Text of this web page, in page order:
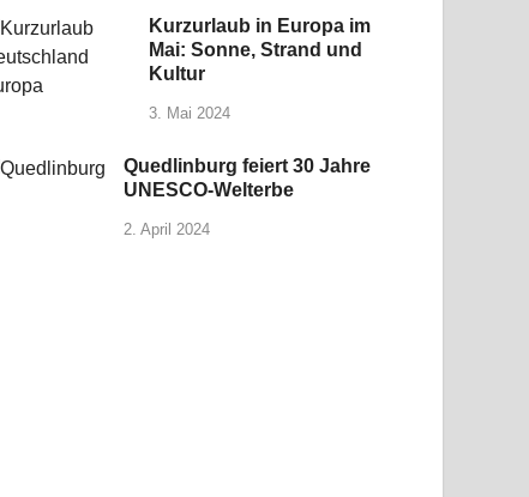
Kurzurlaub in Europa im
Mai: Sonne, Strand und
Kultur
3. Mai 2024
Quedlinburg feiert 30 Jahre
UNESCO-Welterbe
2. April 2024